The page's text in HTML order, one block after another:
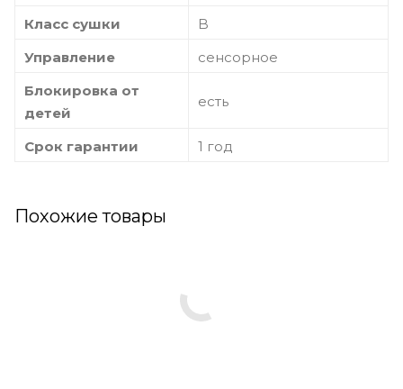
Класс сушки
B
Управление
сенсорное
Блокировка от
детей
есть
Срок гарантии 1 год
Похожие товары